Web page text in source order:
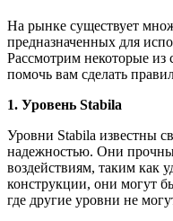
На рынке существует
предназначенных для
Рассмотрим некоторые
помочь вам сделать
1. Уровень Stabila
Уровни Stabila известны
надежностью. Они
воздействиям, таким как
конструкции, они могут
где другие уровни не